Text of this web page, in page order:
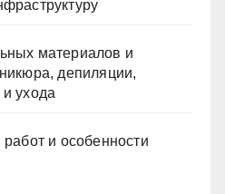
материалов и
депиляции,
ухода
и особенности